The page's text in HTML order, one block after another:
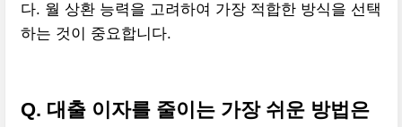
다. 월 상환 능력을 고려하여 가장 적합한 방식을 선택
하는 것이 중요합니다.
Q. 대출 이자를 줄이는 가장 쉬운 방법은